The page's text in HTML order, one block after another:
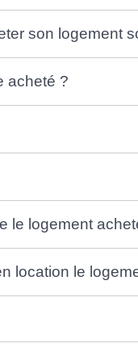
son logement
acheté ?
le logement
location le